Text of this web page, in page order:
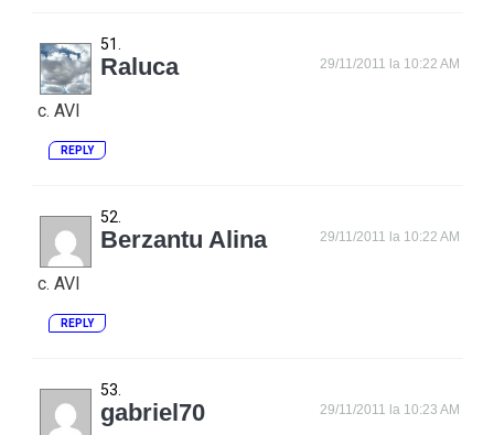
Raluca 29/11/2011 la 10:22 AM
c. AVI
REPLY
Berzantu Alina 29/11/2011 la 10:22 AM
c. AVI
REPLY
gabriel70 29/11/2011 la 10:23 AM